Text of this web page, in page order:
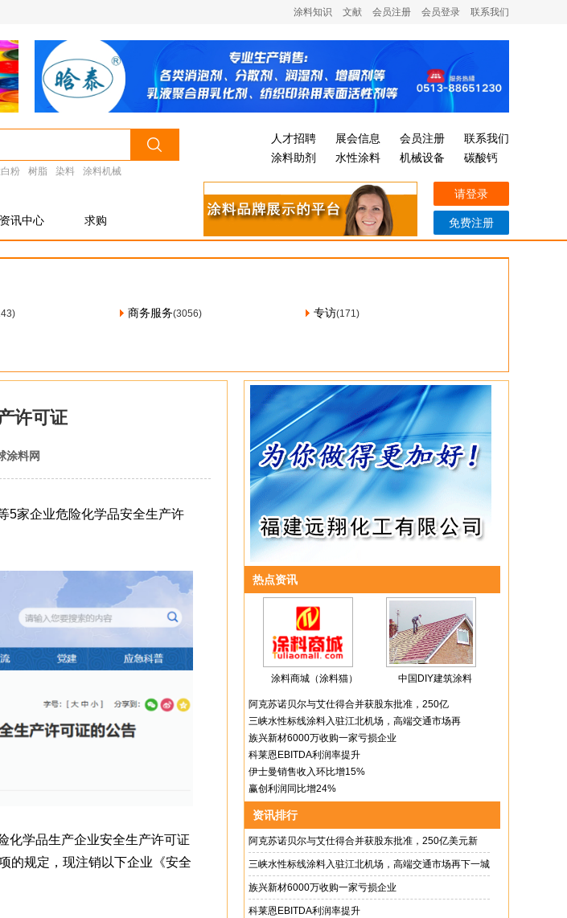
涂料知识 文献 会员注册 会员登录 联系我们
粉 树脂 染料 涂料机械
人才招聘 展会信息 会员注册
联系我们
涂料助剂
水性涂料 机械设备 碳酸钙
资讯中心 求购
请登录
免费注册
商务服务(3056) 专访(171)
许可证
涂料网
5家企业危险化学品安全生产许
化学品生产企业安全生产许可证
的规定，现注销以下企业《安全
热点资讯
涂料商城（涂料猫） 中国DIY建筑涂料
阿克苏诺贝尔与艾仕得合并获股东批准，250亿
三峡水性标线涂料入驻江北机场，高端交通市场再
族兴新材6000万收购一家亏损企业
科莱恩EBITDA利润率提升
伊士曼销售收入环比增15%
赢创利润同比增24%
资讯排行
阿克苏诺贝尔与艾仕得合并获股东批准，250亿美元新
三峡水性标线涂料入驻江北机场，高端交通市场再下一城
族兴新材6000万收购一家亏损企业
科莱恩EBITDA利润率提升